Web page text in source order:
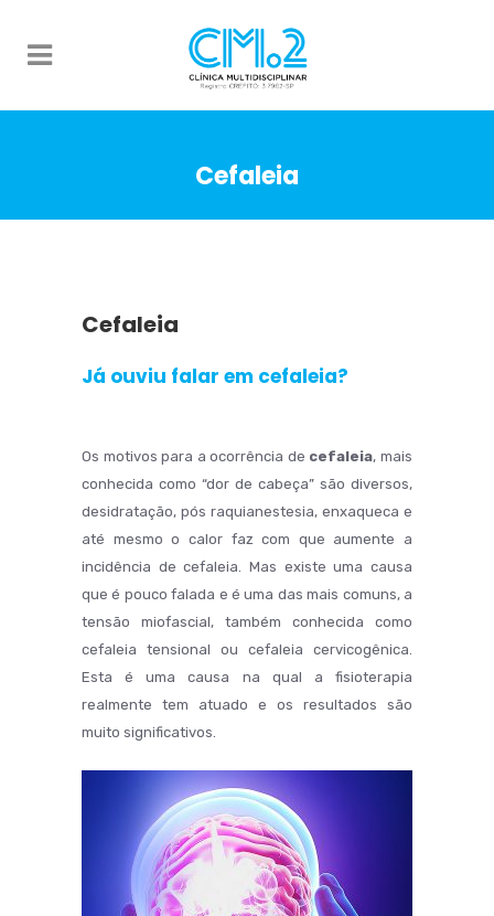
Cefaleia
Cefaleia
Já ouviu falar em cefaleia?
Os motivos para a ocorrência de cefaleia, mais
conhecida como “dor de cabeça” são diversos,
desidratação, pós raquianestesia, enxaqueca e
até mesmo o calor faz com que aumente a
incidência de cefaleia. Mas existe uma causa
que é pouco falada e é uma das mais comuns, a
tensão miofascial, também conhecida como
cefaleia tensional ou cefaleia cervicogênica.
Esta é uma causa na qual a fisioterapia
realmente tem atuado e os resultados são
muito significativos.